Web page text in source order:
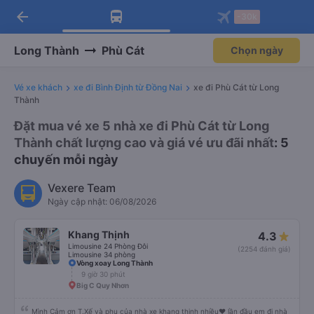
Tải app Vexere ngay!
Nhận ưu đãi thành viên độc
Mở app
Tải app Vexere
-30k/ghế khi đặt vé máy bay qua
Mở app
arrow_back
Long Thành Phù Cát Chọn ngày
Vé xe khách xe đi Bình Định từ Đồng Nai
xe đi Phù Cát từ Long
Thành
Đặt mua vé xe 5 nhà xe đi Phù Cát từ Long
Thành chất lượng cao và giá vé ưu đãi nhất: 5
chuyến mỗi ngày
Vexere Team
Ngày cập nhật: 06/08/2026
Khang Thịnh
Limousine 24 Phòng Đôi
Limousine 34 phòng
4.3
(2254 đánh giá)
Vòng xoay Long Thành
9 giờ 30 phút
Big C Quy Nhơn
Mình Cảm ơn T.Xế và phụ của nhà xe khang thịnh nhiều❤️ lần đầu em đi nhà